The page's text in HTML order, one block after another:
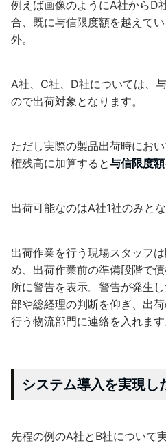
例えば画像のようにA社からD
合、既に与信限度額を越えて
外。
A社、C社、D社については、
ので出荷対象となります。
ただし実際の製品出荷時にお
権残高に加算すると与信限度
出荷可能なのはA社1社のみとな
出荷作業を行う現場スタッフ
め、出荷作業前の準備段階で
所に警告を表示。警告が発生
部や総経理の判断を仰ぎ、出
行う物流部門に連絡を入れます
システム導入を実現し
先程の例のA社とB社について